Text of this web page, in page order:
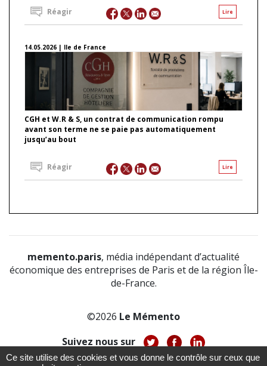
Lire
Réagir
14.05.2026 | Ile de France
CGH et W.R & S, un contrat de communication rompu
avant son terme ne se paie pas automatiquement
jusqu’au bout
Lire
Réagir
memento.paris, média indépendant d’actualité
économique des entreprises de Paris et de la région Île-
de-France.
©2026 Le Mémento
Suivez nous sur
Ce site utilise des cookies et vous donne le contrôle sur ceux que